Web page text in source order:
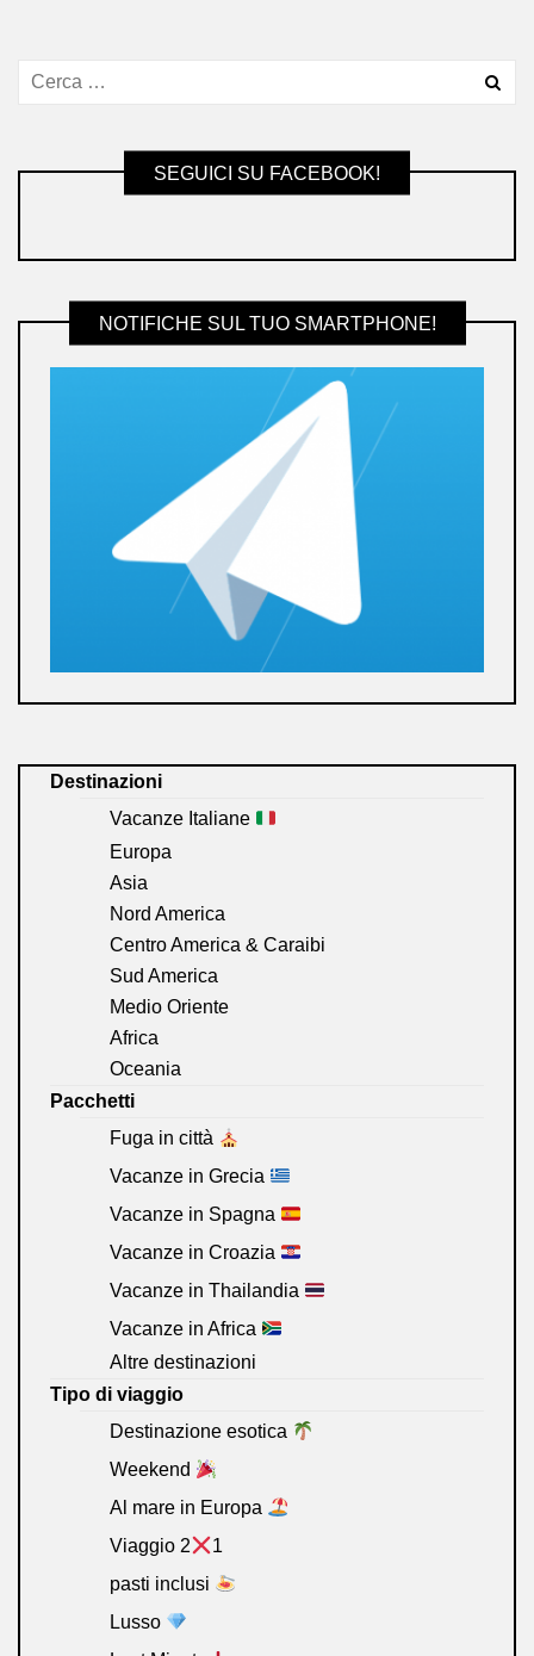
SEGUICI SU FACEBOOK!
NOTIFICHE SUL TUO SMARTPHONE!
Destinazioni
Vacanze Italiane
Europa
Asia
Nord America
Centro America & Caraibi
Sud America
Medio Oriente
Africa
Oceania
Pacchetti
Fuga in città
Vacanze in Grecia
Vacanze in Spagna
Vacanze in Croazia
Vacanze in Thailandia
Vacanze in Africa
Altre destinazioni
Tipo di viaggio
Destinazione esotica
Weekend
Al mare in Europa
Viaggio 2
1
pasti inclusi
Lusso